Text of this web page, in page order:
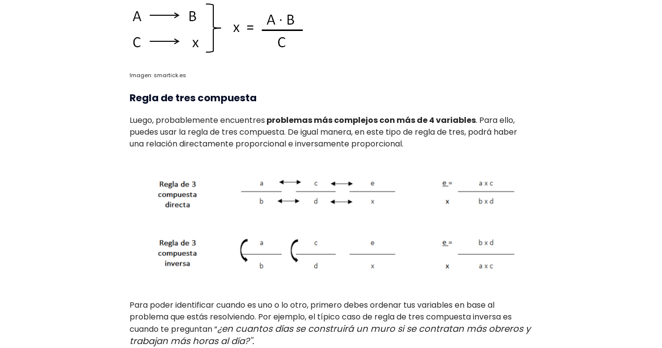
Imagen: smartick.es
Regla de tres compuesta
Luego, probablemente encuentres problemas más complejos con más de 4 variables. Para ello,
puedes usar la regla de tres compuesta. De igual manera, en este tipo de regla de tres, podrá haber
una relación directamente proporcional e inversamente proporcional.
Para poder identificar cuando es uno o lo otro, primero debes ordenar tus variables en base al
problema que estás resolviendo. Por ejemplo, el típico caso de regla de tres compuesta inversa es
cuando te preguntan “¿en cuantos días se construirá un muro si se contratan más obreros y
trabajan más horas al día?''.